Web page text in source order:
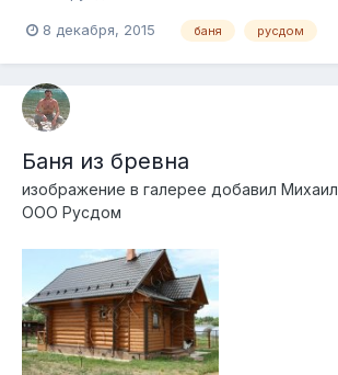
8 декабря, 2015 баня русдом
Баня из бревна
изображение в галерее добавил Михаил
ООО Русдом